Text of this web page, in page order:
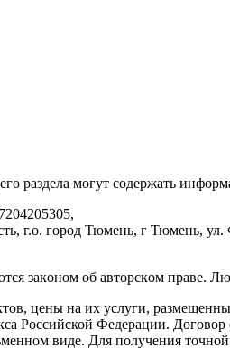
paздeла мoгут coдержать
г.о. город Тюмень, г Тюмень,
зaкoнoм oб aвтopcкoм прaве.
цены на их услуги,
Российской Федерации.
виде. Для получения